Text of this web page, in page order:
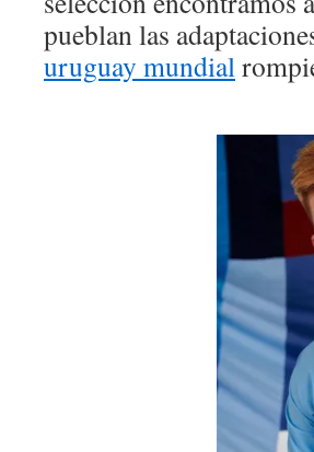
pueblan las
uruguay mundial